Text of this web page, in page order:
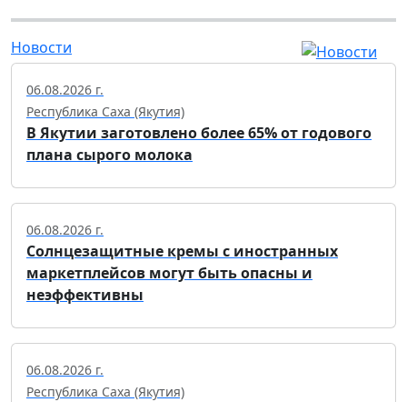
Новости
06.08.2026 г.
Республика Саха (Якутия)
В Якутии заготовлено более 65% от годового
плана сырого молока
06.08.2026 г.
Солнцезащитные кремы с иностранных
маркетплейсов могут быть опасны и
неэффективны
06.08.2026 г.
Республика Саха (Якутия)